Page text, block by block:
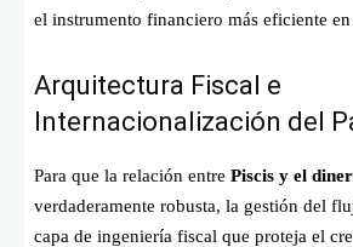
el instrumento financiero más eficiente
Arquitectura Fiscal e
Internacionalización del
Para que la relación entre Piscis y el
verdaderamente robusta, la gestión del
capa de ingeniería fiscal que proteja el